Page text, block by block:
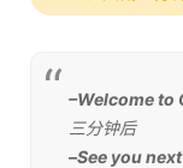
–Welcome to
三分钟后
–See you